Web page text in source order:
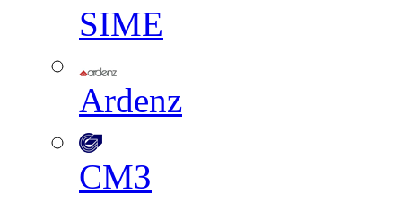
SIME
Ardenz
СМЗ